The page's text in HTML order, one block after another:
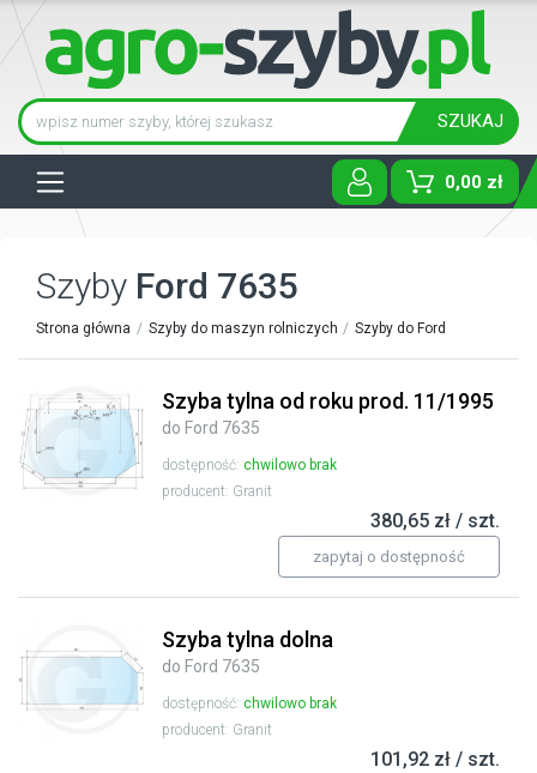
SZUKAJ
0,00 zł
Szyby Ford 7635
Strona główna Szyby do maszyn rolniczych Szyby do Ford
Szyba tylna od roku prod. 11/1995
do Ford 7635
dostępność: chwilowo brak
producent: Granit
380,65 zł / szt.
zapytaj o dostępność
Szyba tylna dolna
do Ford 7635
dostępność: chwilowo brak
producent: Granit
101,92 zł / szt.